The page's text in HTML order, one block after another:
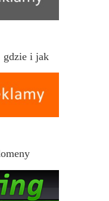
gdzie i jak